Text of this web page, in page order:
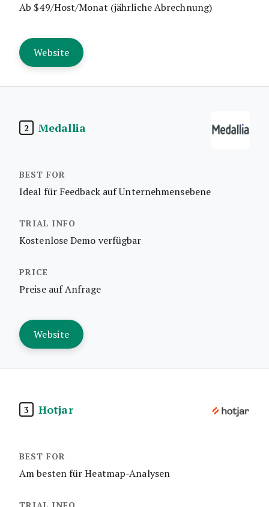
Ab $49/Host/Monat (jährliche Abrechnung)
Website
2 Medallia
Ideal für Feedback auf Unternehmensebene
Kostenlose Demo verfügbar
Preise auf Anfrage
Website
3 Hotjar
Am besten für Heatmap-Analysen